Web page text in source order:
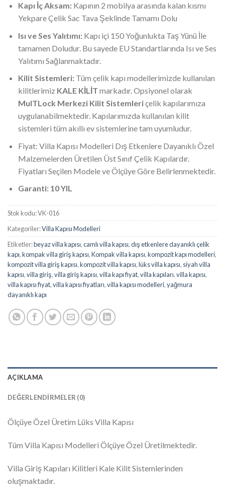
Kapı İç Aksam:Kapının 2 mobilya arasında kalan kısmı
Yekpare Çelik Sac Tava Şeklinde Tamamı Dolu
Isı ve Ses Yalıtımı:Kapı içi 150 Yoğunlukta Taş Yünü İle
tamamen Doludur. Bu sayede EU Standartlarında Isı ve Ses
Yalıtımı Sağlanmaktadır.
Kilit Sistemleri: Tüm çelik kapı modellerimizde kullanılan
kilitlerimiz KALE KİLİT markadır. Opsiyonel olarak
MulTLock Merkezi Kilit Sistemleriçelik kapılarımıza
uygulanabilmektedir. Kapılarımızda kullanılan kilit
sistemleri tüm akıllı ev sistemlerine tam uyumludur.
Fiyat: Villa Kapısı Modelleri Dış Etkenlere Dayanıklı Özel
Malzemelerden Üretilen Üst Sınıf Çelik Kapılardır.
Fiyatları Seçilen Modele ve Ölçüye Göre Belirlenmektedir.
Garanti: 10 YIL
Stok kodu:VK-016
Kategoriler:Villa Kapısı Modelleri
Etiketler:beyaz villa kapısı,camlı villa kapısı,dış etkenlere dayanıklı çelik
kapı,kompak villa giriş kapısı,Kompak villa kapısı,kompozit kapı modelleri,
kompozit villa giriş kapısı,kompozit villa kapısı,lüks villa kapısı, siyah villa
kapısı,villa giriş,villa giriş kapısı,villa kapı fiyat,villa kapıları,villa kapısı,
villa kapısı fiyat,villa kapısı fiyatları,villa kapısı modelleri,yağmura
dayanıklı kapı
AÇIKLAMA
DEĞERLENDIRMELER (0)
Ölçüye Özel Üretim Lüks Villa Kapısı
Tüm Villa Kapısı Modelleri Ölçüye Özel Üretilmektedir.
Villa Giriş Kapıları Kilitleri Kale Kilit Sistemlerinden
oluşmaktadır.